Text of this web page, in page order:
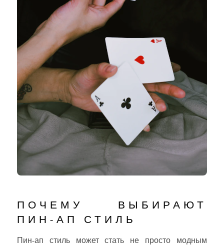
ПОЧЕМУ ВЫБИРАЮТ
ПИН-АП СТИЛЬ
Пин-ап стиль может стать не просто модным